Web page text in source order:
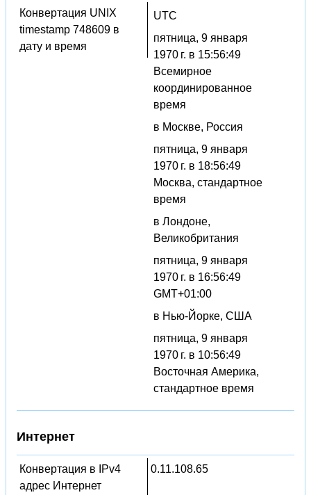
Конвертация UNIX
timestamp 748609 в
дату и время
UTC
пятница, 9 января
1970 г. в 15:56:49
Всемирное
координированное
время
в Москве, Россия
пятница, 9 января
1970 г. в 18:56:49
Москва, стандартное
время
в Лондоне,
Великобритания
пятница, 9 января
1970 г. в 16:56:49
GMT+01:00
в Нью-Йорке, США
пятница, 9 января
1970 г. в 10:56:49
Восточная Америка,
стандартное время
Интернет
Конвертация в IPv4
адрес Интернет
0.11.108.65